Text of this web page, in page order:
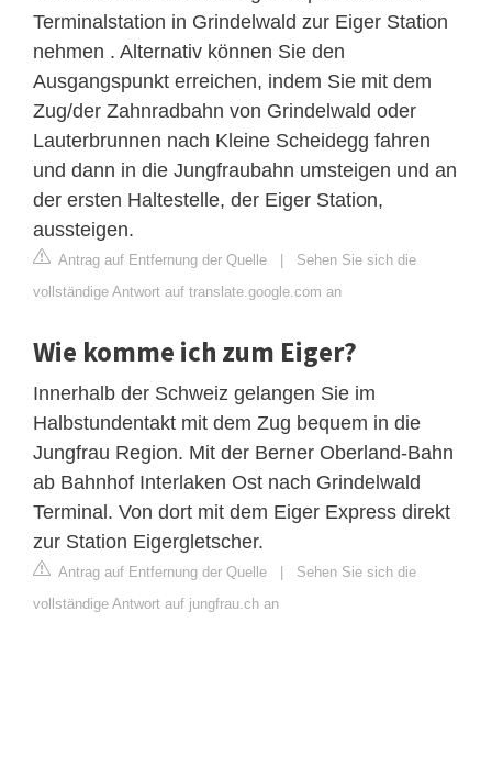
Terminalstation in Grindelwald zur Eiger Station
nehmen . Alternativ können Sie den
Ausgangspunkt erreichen, indem Sie mit dem
Zug/der Zahnradbahn von Grindelwald oder
Lauterbrunnen nach Kleine Scheidegg fahren
und dann in die Jungfraubahn umsteigen und an
der ersten Haltestelle, der Eiger Station,
aussteigen.
Antrag auf Entfernung der Quelle
Sehen Sie sich die
vollständige Antwort auf translate.google.com an
Wie komme ich zum Eiger?
Innerhalb der Schweiz gelangen Sie im
Halbstundentakt mit dem Zug bequem in die
Jungfrau Region. Mit der Berner Oberland-Bahn
ab Bahnhof Interlaken Ost nach Grindelwald
Terminal. Von dort mit dem Eiger Express direkt
zur Station Eigergletscher.
Antrag auf Entfernung der Quelle
Sehen Sie sich die
vollständige Antwort auf jungfrau.ch an